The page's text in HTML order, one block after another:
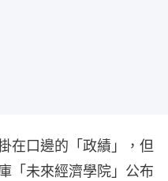
在口邊的「政績」，但
「未來經濟學院」公布